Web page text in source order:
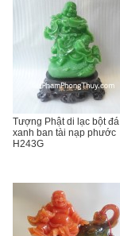
Tượng Phật di lạc bột đá
xanh ban tài nạp phước
H243G